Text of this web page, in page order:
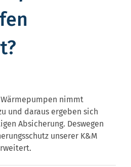
nimmt
und daraus ergeben sich
Absicherung. Deswegen
unserer K&M